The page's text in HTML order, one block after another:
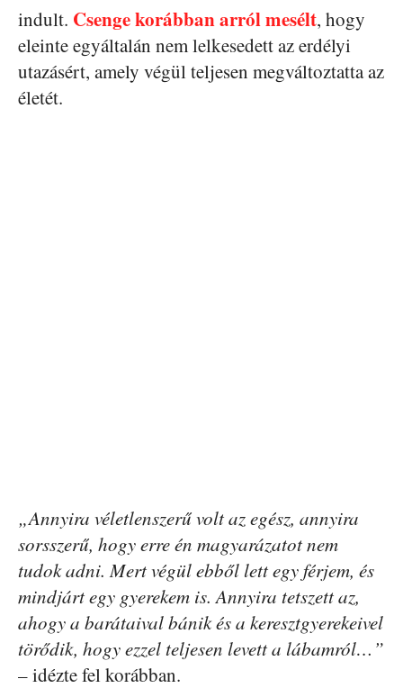
indult. Csenge korábban arról mesélt, hogy
eleinte egyáltalán nem lelkesedett az erdélyi
utazásért, amely végül teljesen megváltoztatta az
életét.
„Annyira véletlenszerű volt az egész, annyira
sorsszerű, hogy erre én magyarázatot nem
tudok adni. Mert végül ebből lett egy férjem, és
mindjárt egy gyerekem is. Annyira tetszett az,
ahogy a barátaival bánik és a keresztgyerekeivel
törődik, hogy ezzel teljesen levett a lábamról…”
– idézte fel korábban.